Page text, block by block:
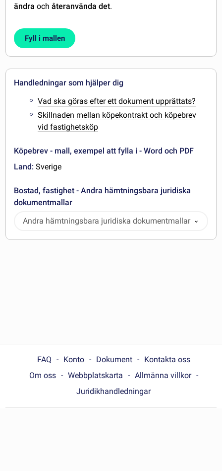
ändra ochåteranvända det.
Fyll i mallen
Handledningar som hjälper dig
Vad ska göras efter ett dokument upprättats?
Skillnaden mellan köpekontrakt och köpebrev
vid fastighetsköp
Köpebrev - mall, exempel att fylla i - Word och PDF
Land: Sverige
Bostad, fastighet - Andra hämtningsbara juridiska
dokumentmallar
Andra hämtningsbara juridiska dokumentmallar
FAQ Konto Dokument
Kontakta oss
Om oss
Webbplatskarta
Allmänna villkor
Juridikhandledningar